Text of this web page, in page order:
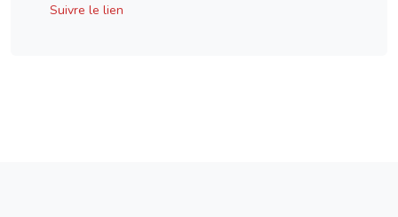
Suivre le lien